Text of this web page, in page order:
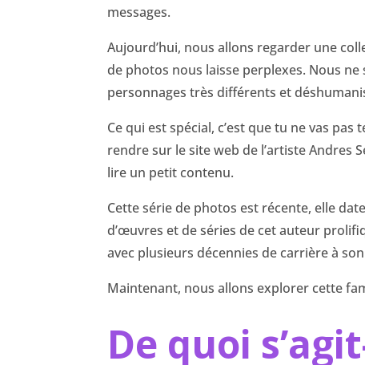
messages.
Aujourd’hui, nous allons regarder une
de photos nous laisse perplexes. Nous ne
personnages très différents et
Ce qui est spécial, c’est que tu ne vas
rendre sur le site web de l’artiste Andres
lire un petit contenu.
Cette série de photos est récente, elle
d’œuvres et de séries de cet auteur
avec plusieurs décennies de carrière à
Maintenant, nous allons explorer cette
De quoi